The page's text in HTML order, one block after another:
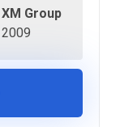
XM Group
2009